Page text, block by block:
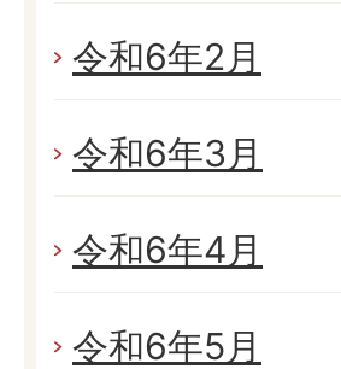
令和6年2月
令和6年3月
令和6年4月
令和6年5月